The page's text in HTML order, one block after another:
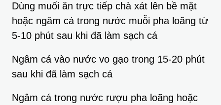
Dùng muối ăn trực tiếp chà xát lên bề mặt
hoặc ngâm cá trong nước muỗi pha loãng từ
5-10 phút sau khi đã làm sạch cá
Ngâm cá vào nước vo gạo trong 15-20 phút
sau khi đã làm sạch cá
Ngâm cá trong nước rượu pha loãng hoặc